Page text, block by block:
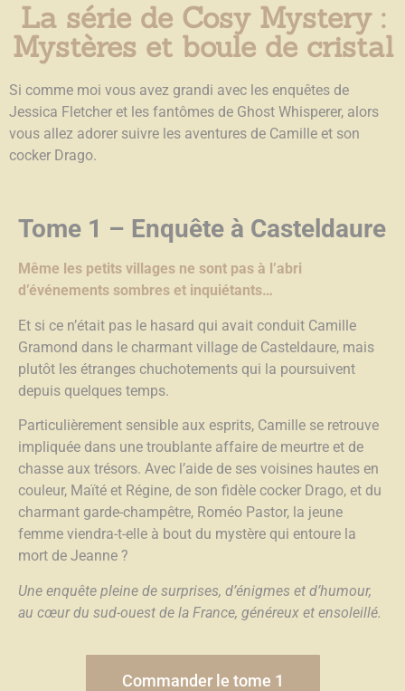
La série de Cosy Mystery :
Mystères et boule de cristal
Si comme moi vous avez grandi avec les enquêtes de
Jessica Fletcher et les fantômes de Ghost Whisperer, alors
vous allez adorer suivre les aventures de Camille et son
cocker Drago.
Tome 1 – Enquête à Casteldaure
Même les petits villages ne sont pas à l’abri
d’événements sombres et inquiétants…
Et si ce n’était pas le hasard qui avait conduit Camille
Gramond dans le charmant village de Casteldaure, mais
plutôt les étranges chuchotements qui la poursuivent
depuis quelques temps.
Particulièrement sensible aux esprits, Camille se retrouve
impliquée dans une troublante affaire de meurtre et de
chasse aux trésors. Avec l’aide de ses voisines hautes en
couleur, Maïté et Régine, de son fidèle cocker Drago, et du
charmant garde-champêtre, Roméo Pastor, la jeune
femme viendra-t-elle à bout du mystère qui entoure la
mort de Jeanne ?
Une enquête pleine de surprises, d’énigmes et d’humour,
au cœur du sud-ouest de la France, généreux et ensoleillé.
Commander le tome 1